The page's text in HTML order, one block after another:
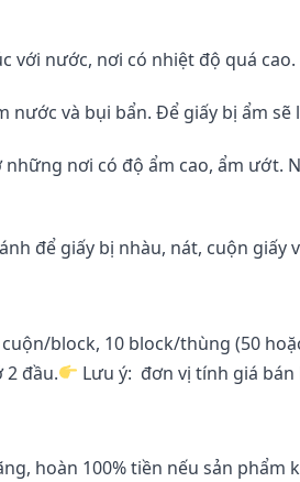
với nước, nơi có nhiệt độ quá cao.
nước và bụi bẩn. Để giấy bị ẩm
nơi có độ ẩm cao, ẩm ướt.
để giấy bị nhàu, nát, cuộn giấy
block, 10 block/thùng (50
2 đầu.
Lưu ý: đơn vị tính giá bán
hoàn 100% tiền nếu sản